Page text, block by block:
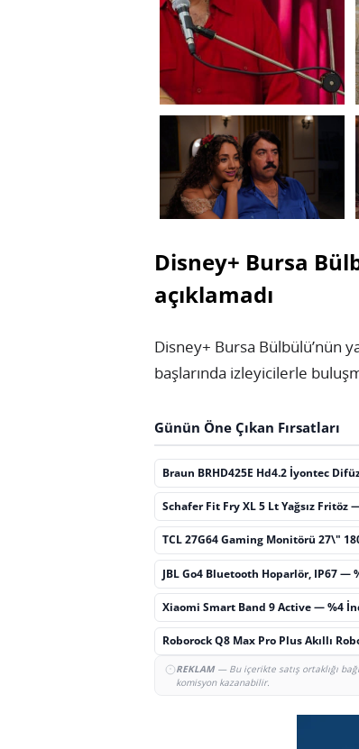
Disney+ Bursa
açıklamadı
Disney+ Bursa Bülbülü’nün
başlarında izleyicilerle
Günün Öne Çıkan Fırsatları
Braun BRHD425E Hd4.2 İyontec
Schafer Fit Fry XL 5 Lt Yağsız
TCL 27G64 Gaming Monitörü 27\"
JBL Go4 Bluetooth Hoparlör, IP67 —
Xiaomi Smart Band 9 Active — %4
Roborock Q8 Max Pro Plus Akıllı
REKLAM— Bu içerikte satış ortaklığı
komisyon kazanabilir.